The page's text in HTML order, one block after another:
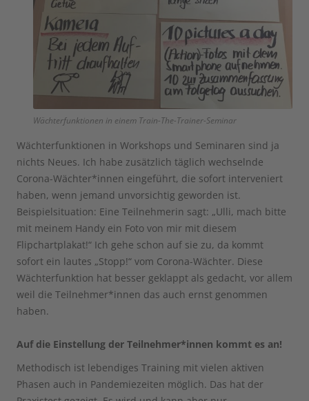
Wächterfunktionen in einem Train-The-Trainer-Seminar
Wächterfunktionen in Workshops und Seminaren sind ja
nichts Neues. Ich habe zusätzlich täglich wechselnde
Corona-Wächter*innen eingeführt, die sofort interveniert
haben, wenn jemand unvorsichtig geworden ist.
Beispielsituation: Eine Teilnehmerin sagt: „Ulli, mach bitte
mit meinem Handy ein Foto von mir mit diesem
Flipchartplakat!“ Ich gehe schon auf sie zu, da kommt
sofort ein lautes „Stopp!“ vom Corona-Wächter. Diese
Wächterfunktion hat besser geklappt als gedacht, vor allem
weil die Teilnehmer*innen das auch ernst genommen
haben.
Auf die Einstellung der Teilnehmer*innen kommt es an!
Methodisch ist lebendiges Training mit vielen aktiven
Phasen auch in Pandemiezeiten möglich. Das hat der